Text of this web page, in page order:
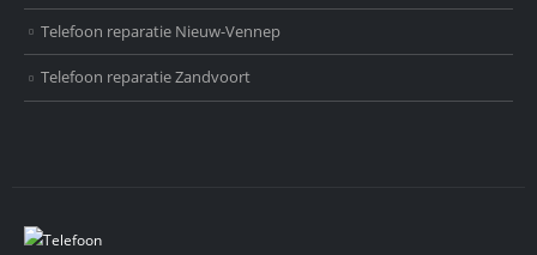
Telefoon reparatie Nieuw-Vennep
Telefoon reparatie Zandvoort